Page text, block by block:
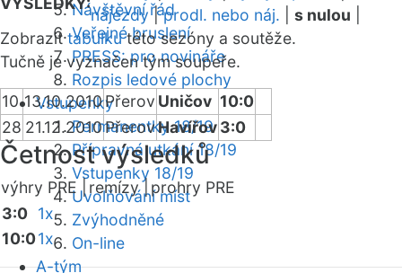
Návštěvní řád
Veřejné bruslení
PRESS: pro novináře
Rozpis ledové plochy
Vstupenky
Permanentky 18/19
Přípravná utkání 18/19
Vstupenky 18/19
Uvolňování míst
Zvýhodněné
On-line
A-tým
nájezdy|prodl. nebo náj. s nulou
Zobrazittabulkutéto sezóny a soutěže.
Tučně je vyznačen tým soupeře.
10 13.10.2010Přerov Uničov 10:0
28 21.12.2010PřerovHavířov3:0
Četnost výsledků
výhry PRE | remízy | prohry PRE
3:0 1x
10:01x